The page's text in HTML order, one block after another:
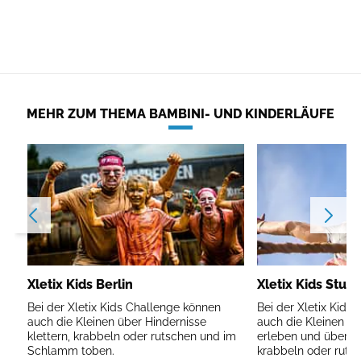
MEHR ZUM THEMA BAMBINI- UND KINDERLÄUFE
Xletix Kids Berlin
Bei der Xletix Kids Challenge können
auch die Kleinen über Hindernisse
klettern, krabbeln oder rutschen und im
Schlamm toben.
Xletix Kids
Bei der Xletix Kids
auch die Kleinen
erleben und über
krabbeln oder